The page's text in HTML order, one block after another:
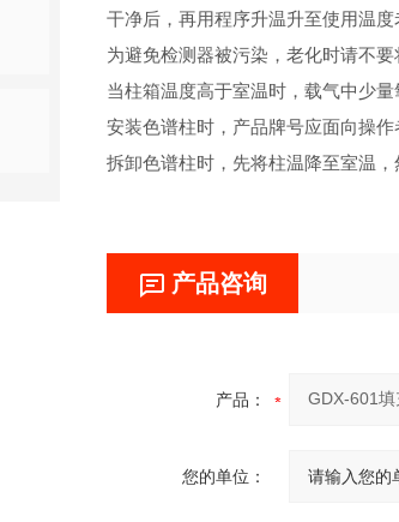
干净后，再用程序升温升至使用温度
为避免检测器被污染，老化时请不要
当柱箱温度高于室温时，载气中少
安装色谱柱时，产品牌号应面向操
拆卸色谱柱时，先将柱温降至室温
产品咨询
产品：
您的单位：